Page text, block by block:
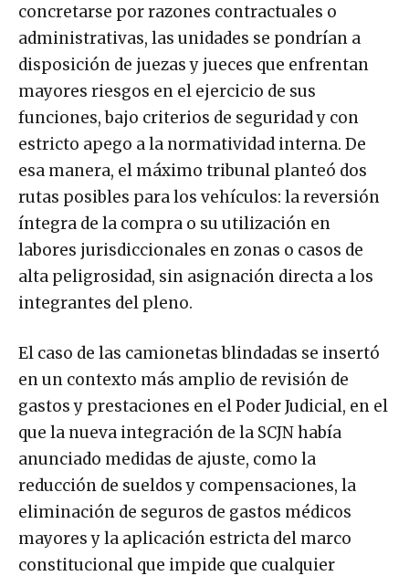
concretarse por razones contractuales o
administrativas, las unidades se pondrían a
disposición de juezas y jueces que enfrentan
mayores riesgos en el ejercicio de sus
funciones, bajo criterios de seguridad y con
estricto apego a la normatividad interna. De
esa manera, el máximo tribunal planteó dos
rutas posibles para los vehículos: la reversión
íntegra de la compra o su utilización en
labores jurisdiccionales en zonas o casos de
alta peligrosidad, sin asignación directa a los
integrantes del pleno.
El caso de las camionetas blindadas se insertó
en un contexto más amplio de revisión de
gastos y prestaciones en el Poder Judicial, en el
que la nueva integración de la SCJN había
anunciado medidas de ajuste, como la
reducción de sueldos y compensaciones, la
eliminación de seguros de gastos médicos
mayores y la aplicación estricta del marco
constitucional que impide que cualquier